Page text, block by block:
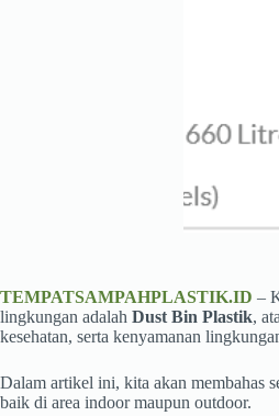
TEMPATSAMPAHPLASTIK.ID –
lingkungan adalah Dust Bin Plastik,
kesehatan, serta kenyamanan
Dalam artikel ini, kita akan membahas
baik di area indoor maupun outdoor.